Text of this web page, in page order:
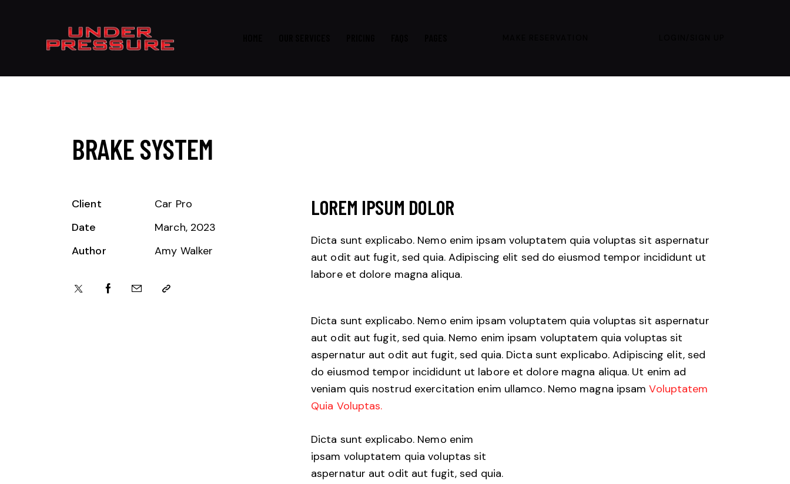
BRAKE SYSTEM
Client
Car Pro
Date
March, 2023
Author
Amy Walker
LOREM IPSUM DOLOR
Dicta sunt explicabo. Nemo enim ipsam voluptatem quia voluptas sit aspernatur
aut odit aut fugit, sed quia. Adipiscing elit sed do eiusmod tempor incididunt ut
labore et dolore magna aliqua.
Dicta sunt explicabo. Nemo enim ipsam voluptatem quia voluptas sit aspernatur
aut odit aut fugit, sed quia. Nemo enim ipsam voluptatem quia voluptas sit
aspernatur aut odit aut fugit, sed quia. Dicta sunt explicabo. Adipiscing elit, sed
do eiusmod tempor incididunt ut labore et dolore magna aliqua. Ut enim ad
veniam quis nostrud exercitation enim ullamco. Nemo magna ipsamVoluptatem
Quia Voluptas.
Dicta sunt explicabo. Nemo enim
ipsam voluptatem quia voluptas sit
aspernatur aut odit aut fugit, sed quia.